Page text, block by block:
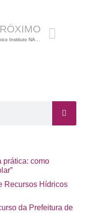
Jornal Eletrônico Instituto NANOCELL
prática: como
Recursos Hídricos
da Prefeitura de